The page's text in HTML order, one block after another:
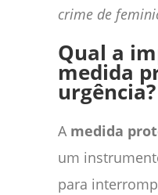
crime de
Qual a
medida
urgência?
A medida
um
para